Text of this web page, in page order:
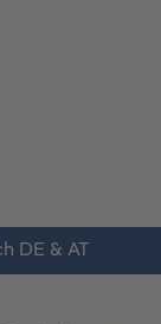
DE & AT